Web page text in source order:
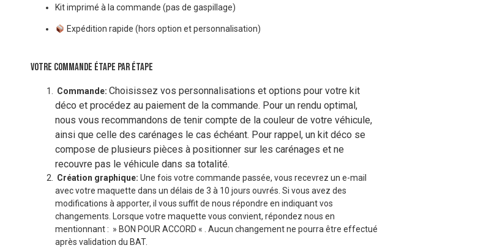
Kit imprimé à la commande (pas de gaspillage)
Expédition rapide (hors option et personnalisation)
VOTRE COMMANDE ÉTAPE PAR ÉTAPE
Commande: Choisissez vos personnalisations et options pour votre kit
déco et procédez au paiement de la commande. Pour un rendu optimal,
nous vous recommandons de tenir compte de la couleur de votre véhicule,
ainsi que celle des carénages le cas échéant. Pour rappel, un kit déco se
compose de plusieurs pièces à positionner sur les carénages et ne
recouvre pas le véhicule dans sa totalité.
Création graphique: Une fois votre commande passée, vous recevrez un e-mail
avec votre maquette dans un délais de 3 à 10 jours ouvrés. Si vous avez des
modifications à apporter, il vous suffit de nous répondre en indiquant vos
changements. Lorsque votre maquette vous convient, répondez nous en
mentionnant : » BON POUR ACCORD « . Aucun changement ne pourra être effectué
après validation du BAT.